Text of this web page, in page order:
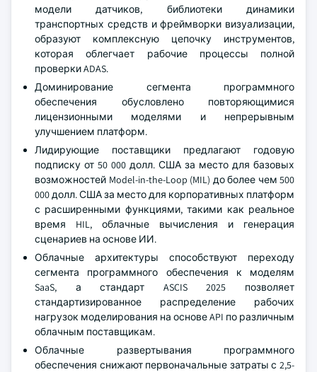
модели датчиков, библиотеки динамики
транспортных средств и фреймворки визуализации,
образуют комплексную цепочку инструментов,
которая облегчает рабочие процессы полной
проверки ADAS.
Доминирование сегмента программного
обеспечения обусловлено повторяющимися
лицензионными моделями и непрерывным
улучшением платформ.
Лидирующие поставщики предлагают годовую
подписку от 50 000 долл. США за место для базовых
возможностей Model-in-the-Loop (MIL) до более чем 500
000 долл. США за место для корпоративных платформ
с расширенными функциями, такими как реальное
время HIL, облачные вычисления и генерация
сценариев на основе ИИ.
Облачные архитектуры способствуют переходу
сегмента программного обеспечения к моделям
SaaS, а стандарт ASCIS 2025 позволяет
стандартизированное распределение рабочих
нагрузок моделирования на основе API по различным
облачным поставщикам.
Облачные развертывания программного
обеспечения снижают первоначальные затраты с 2,5-